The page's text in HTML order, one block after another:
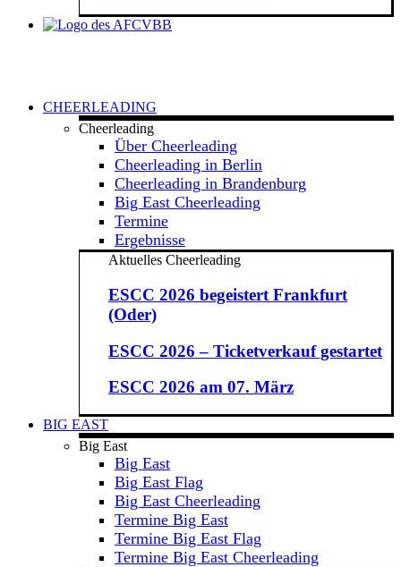
CHEERLEADING
Cheerleading
Über Cheerleading
Cheerleading in Berlin
Cheerleading in Brandenburg
Big East Cheerleading
Termine
Ergebnisse
Aktuelles Cheerleading
ESCC 2026 begeistert Frankfurt
(Oder)
ESCC 2026 – Ticketverkauf gestartet
ESCC 2026 am 07. März
BIG EAST
Big East
Big East
Big East Flag
Big East Cheerleading
Termine Big East
Termine Big East Flag
Termine Big East Cheerleading